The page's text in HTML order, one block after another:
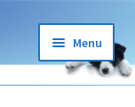
Menu